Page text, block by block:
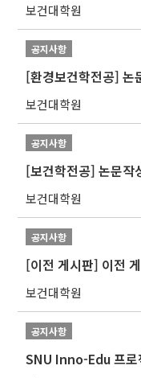
보건대학원
공지사항
[환경보건학전공] 논
보건대학원
공지사항
[보건학전공] 논문작
보건대학원
공지사항
[이전 게시판] 이전
보건대학원
공지사항